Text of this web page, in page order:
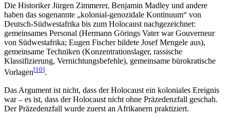
Die Historiker Jürgen Zimmerer, Benjamin Madley und andere
haben das sogenannte „kolonial-genozidale Kontinuum“ von
Deutsch-Südwestafrika bis zum Holocaust nachgezeichnet:
gemeinsames Personal (Hermann Görings Vater war Gouverneur
von Südwestafrika; Eugen Fischer bildete Josef Mengele aus),
gemeinsame Techniken (Konzentrationslager, rassische
Klassifizierung, Vernichtungsbefehle), gemeinsame bürokratische
Vorlagen[10].
Das Argument ist nicht, dass der Holocaust ein koloniales Ereignis
war – es ist, dass der Holocaust nicht ohne Präzedenzfall geschah.
Der Präzedenzfall wurde zuerst an Afrikanern praktiziert.